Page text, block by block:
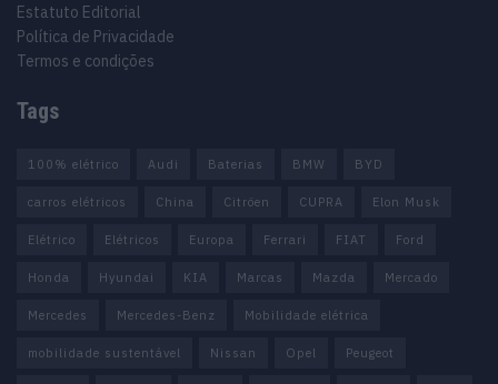
Estatuto Editorial
Política de Privacidade
Termos e condições
Tags
100% elétrico Audi Baterias BMW BYD
carros elétricos China Citröen CUPRA Elon Musk
Elétrico Elétricos Europa Ferrari FIAT Ford
Honda Hyundai KIA Marcas Mazda Mercado
Mercedes Mercedes-Benz Mobilidade elétrica
mobilidade sustentável Nissan Opel Peugeot